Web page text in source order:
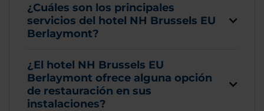
¿Cuáles son los principales
servicios del hotel NH Brussels EU
Berlaymont?
¿El hotel NH Brussels EU
Berlaymont ofrece alguna opción
de restauración en sus
instalaciones?